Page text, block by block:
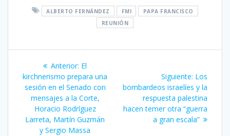
ALBERTO FERNÁNDEZ FMI
PAPA FRANCISCO
REUNIÓN
Navegación
de
entradas
Anterior: Entrada
anterior:
El
kirchnerismo prepara una
sesión en el Senado con
mensajes a la Corte,
Horacio Rodríguez
Larreta, Martín Guzmán
y Sergio Massa
Siguiente: Siguiente
entrada:
Los
bombardeos israelíes y la
respuesta palestina
hacen temer otra “guerra
a gran escala”